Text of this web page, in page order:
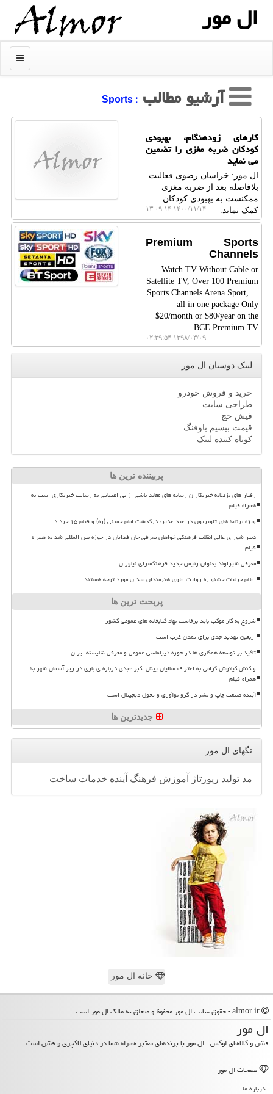
ال مور
منو
آرشیو مطالب : Sports
کارهای زودهنگام، بهبودی
کودکان ضربه مغزی را تضمین
می نماید
ال مور: خراسان رضوی فعالیت
بلافاصله بعد از ضربه مغزی
ممکنست به بهبودی کودکان
کمک نماید.
۱۴۰۰/۱۱/۱۴ ۱۳:۰۹:۱۴
Premium Sports
Channels
Watch TV Without Cable or
Satellite TV, Over 100 Premium
Sports Channels Arena Sport, ...
all in one package Only
$20/month or $80/year on the
BCE Premium TV.
۱۳۹۸/۰۳/۰۹ ۰۲:۲۹:۵۴
لینک دوستان ال مور
خرید و فروش خودرو
طراحی سایت
فیش حج
قیمت بیسیم باوفنگ
کوتاه کننده لینک
پربیننده ترین ها
رفتار های بزدلانه خبرنگاران رسانه های معاند ناشی از بی اعتنایی به رسالت خبرنگاری است به
همراه فیلم
ویژه برنامه های تلویزیون در عید غدیر، درگذشت امام خمینی (ره) و قیام ۱۵ خرداد
دبیر شورای عالی انقلاب فرهنگی خواهان معرفی جان فدایان در حوزه بین المللی شد به همراه
فیلم
معرفی شیراوند بعنوان رئیس جدید فرهنگسرای نیاوران
اعلام جزئیات جشنواره روایت علوی هنرمندان میدان مورد توجه هستند
پربحث ترین ها
شروع به کار موکب باید برخاست نهاد کتابخانه های عمومی کشور
اربعین تهدید جدی برای تمدن غرب است
تاکید بر توسعه همکاری ها در حوزه دیپلماسی عمومی و معرفی شایسته ایران
واکنش کیانوش گرامی به اعتراف سالیان پیش اکبر عبدی درباره ی بازی در زیر آسمان شهر به
همراه فیلم
آینده صنعت چاپ و نشر در گرو نوآوری و تحول دیجیتال است
جدیدترین ها
تگهای ال مور
مد تولید رپورتاژ آموزش فرهنگ آینده خدمات ساخت
خانه ال مور
ال مور
فشن و کالاهای لوکس - ال مور با برندهای معتبر همراه شما در دنیای لاکچری و فشن است
صفحات ال مور
درباره ما